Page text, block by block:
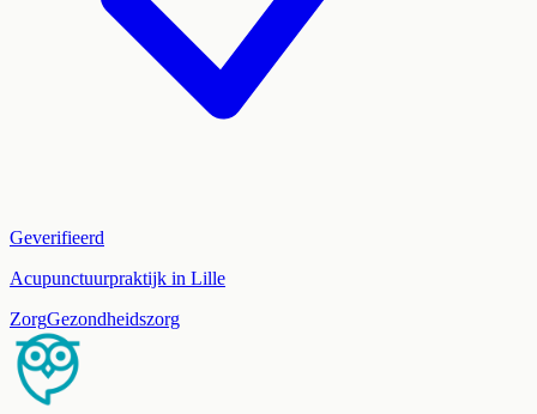
Geverifieerd
Acupunctuurpraktijk in Lille
ZorgGezondheidszorg